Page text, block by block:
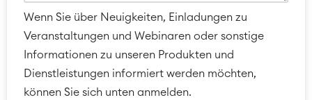
Wenn Sie über Neuigkeiten, Einladungen zu
Veranstaltungen und Webinaren oder sonstige
Informationen zu unseren Produkten und
Dienstleistungen informiert werden möchten,
können Sie sich unten anmelden.